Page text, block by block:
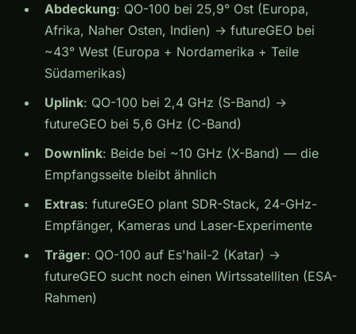
Abdeckung: QO-100 bei 25,9° Ost (Europa,
Afrika, Naher Osten, Indien) → futureGEO bei
~43° West (Europa + Nordamerika + Teile
Südamerikas)
Uplink: QO-100 bei 2,4 GHz (S-Band) →
futureGEO bei 5,6 GHz (C-Band)
Downlink: Beide bei ~10 GHz (X-Band) — die
Empfangsseite bleibt ähnlich
Extras: futureGEO plant SDR-Stack, 24-GHz-
Empfänger, Kameras und Laser-Experimente
Träger: QO-100 auf Es'hail-2 (Katar) →
futureGEO sucht noch einen Wirtssatelliten (ESA-
Rahmen)